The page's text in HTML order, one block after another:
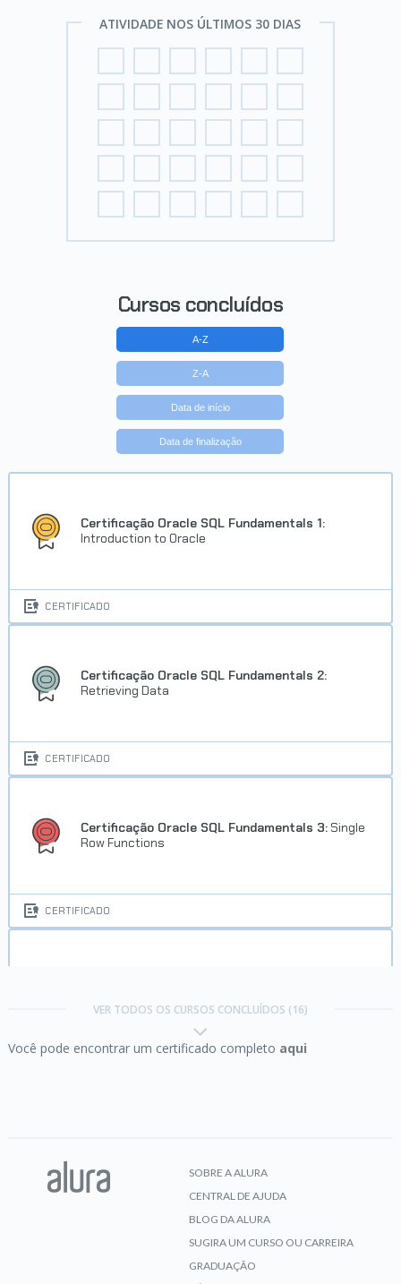
ATIVIDADE NOS ÚLTIMOS 30 DIAS
Cursos concluídos
A-Z
Z-A
Data de início
Data de finalização
Certificação Oracle SQL Fundamentals 1:
Introduction to Oracle
CERTIFICADO
Certificação Oracle SQL Fundamentals 2:
Retrieving Data
CERTIFICADO
Certificação Oracle SQL Fundamentals 3: Single
Row Functions
CERTIFICADO
VER TODOS OS CURSOS CONCLUÍDOS (16)
Você pode encontrar um certificado completo aqui
SOBRE A ALURA
CENTRAL DE AJUDA
BLOG DA ALURA
SUGIRA UM CURSO OU CARREIRA
GRADUAÇÃO